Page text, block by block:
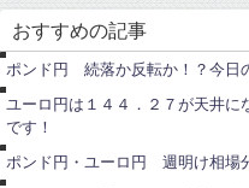
おすすめの記事
ポンド円 続落か反転か！？今日
ユーロ円は１４４．２７が天井に
です！
ポンド円・ユーロ円 週明け相場